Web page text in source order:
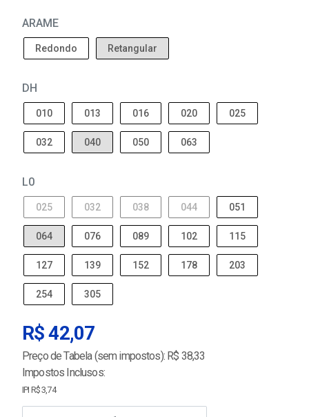
ARAME
Redondo Retangular
DH
010 013 016 020 025
032 040 050 063
L0
025 032 038 044 051
064 076 089 102 115
127 139 152 178 203
254 305
R$ 42,07
Preço de Tabela (sem impostos): R$ 38,33
Impostos Inclusos:
IPI R$ 3,74